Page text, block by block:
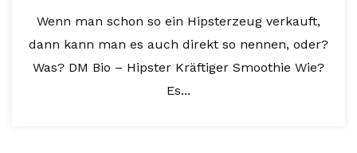
Wenn man schon so ein Hipsterzeug verkauft,
dann kann man es auch direkt so nennen, oder?
Was? DM Bio – Hipster Kräftiger Smoothie Wie?
Es...